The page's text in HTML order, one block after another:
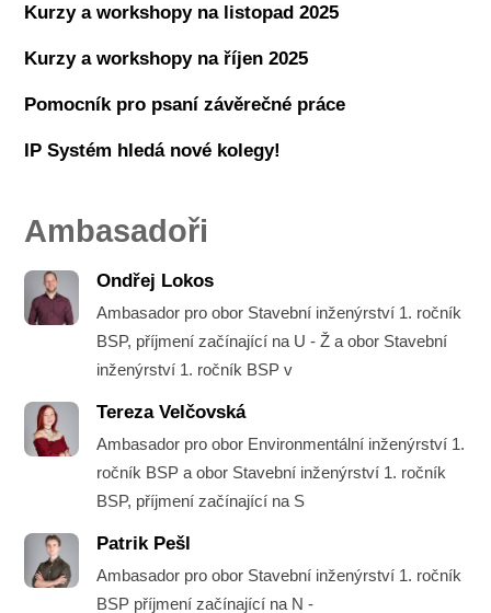
Kurzy a workshopy na listopad 2025
Kurzy a workshopy na říjen 2025
Pomocník pro psaní závěrečné práce
IP Systém hledá nové kolegy!
Ambasadoři
Ondřej Lokos
Ambasador pro obor Stavební inženýrství 1. ročník
BSP, příjmení začínající na U - Ž a obor Stavební
inženýrství 1. ročník BSP v
Tereza Velčovská
Ambasador pro obor Environmentální inženýrství 1.
ročník BSP a obor Stavební inženýrství 1. ročník
BSP, příjmení začínající na S
Patrik Pešl
Ambasador pro obor Stavební inženýrství 1. ročník
BSP příjmení začínající na N -